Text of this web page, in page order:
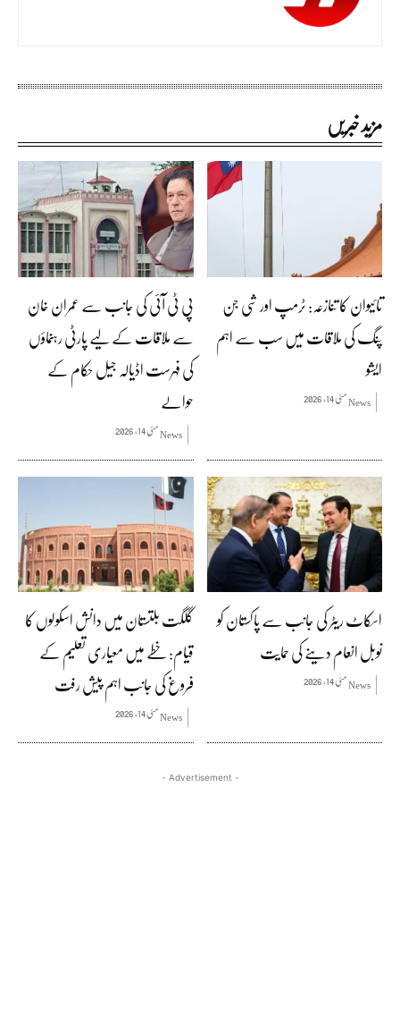
مزید خبریں
تائیوان کا تنازعہ: ٹرمپ اور شی جن
پنگ کی ملاقات میں سب سے اہم
ایشو
Newsمئی 14, 2026
پی ٹی آئی کی جانب سے عمران خان
سے ملاقات کے لیے پارٹی رہنماؤں
کی فہرست اڈیالہ جیل حکام کے
حوالے
Newsمئی 14, 2026
اسکاٹ ریٹر کی جانب سے پاکستان کو
نوبل انعام دینے کی حمایت
Newsمئی 14, 2026
گلگت بلتستان میں دانش اسکولوں کا
قیام: خطے میں معیاری تعلیم کے
فروغ کی جانب اہم پیش رفت
Newsمئی 14, 2026
- Advertisement -